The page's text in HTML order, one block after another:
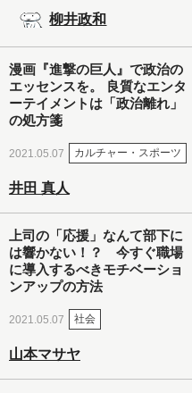
柳井政和
漫画『進撃の巨人』で政治の
エッセンスを。 良質なエンタ
ーテイメントは「政治離れ」
の処方箋
2021.05.07 カルチャー・スポーツ
井田 真人
上司の「応援」なんて部下に
は響かない！？ 今すぐ職場
に導入するべきモチベーショ
ンアップの方法
2021.05.07 社会
山本マサヤ